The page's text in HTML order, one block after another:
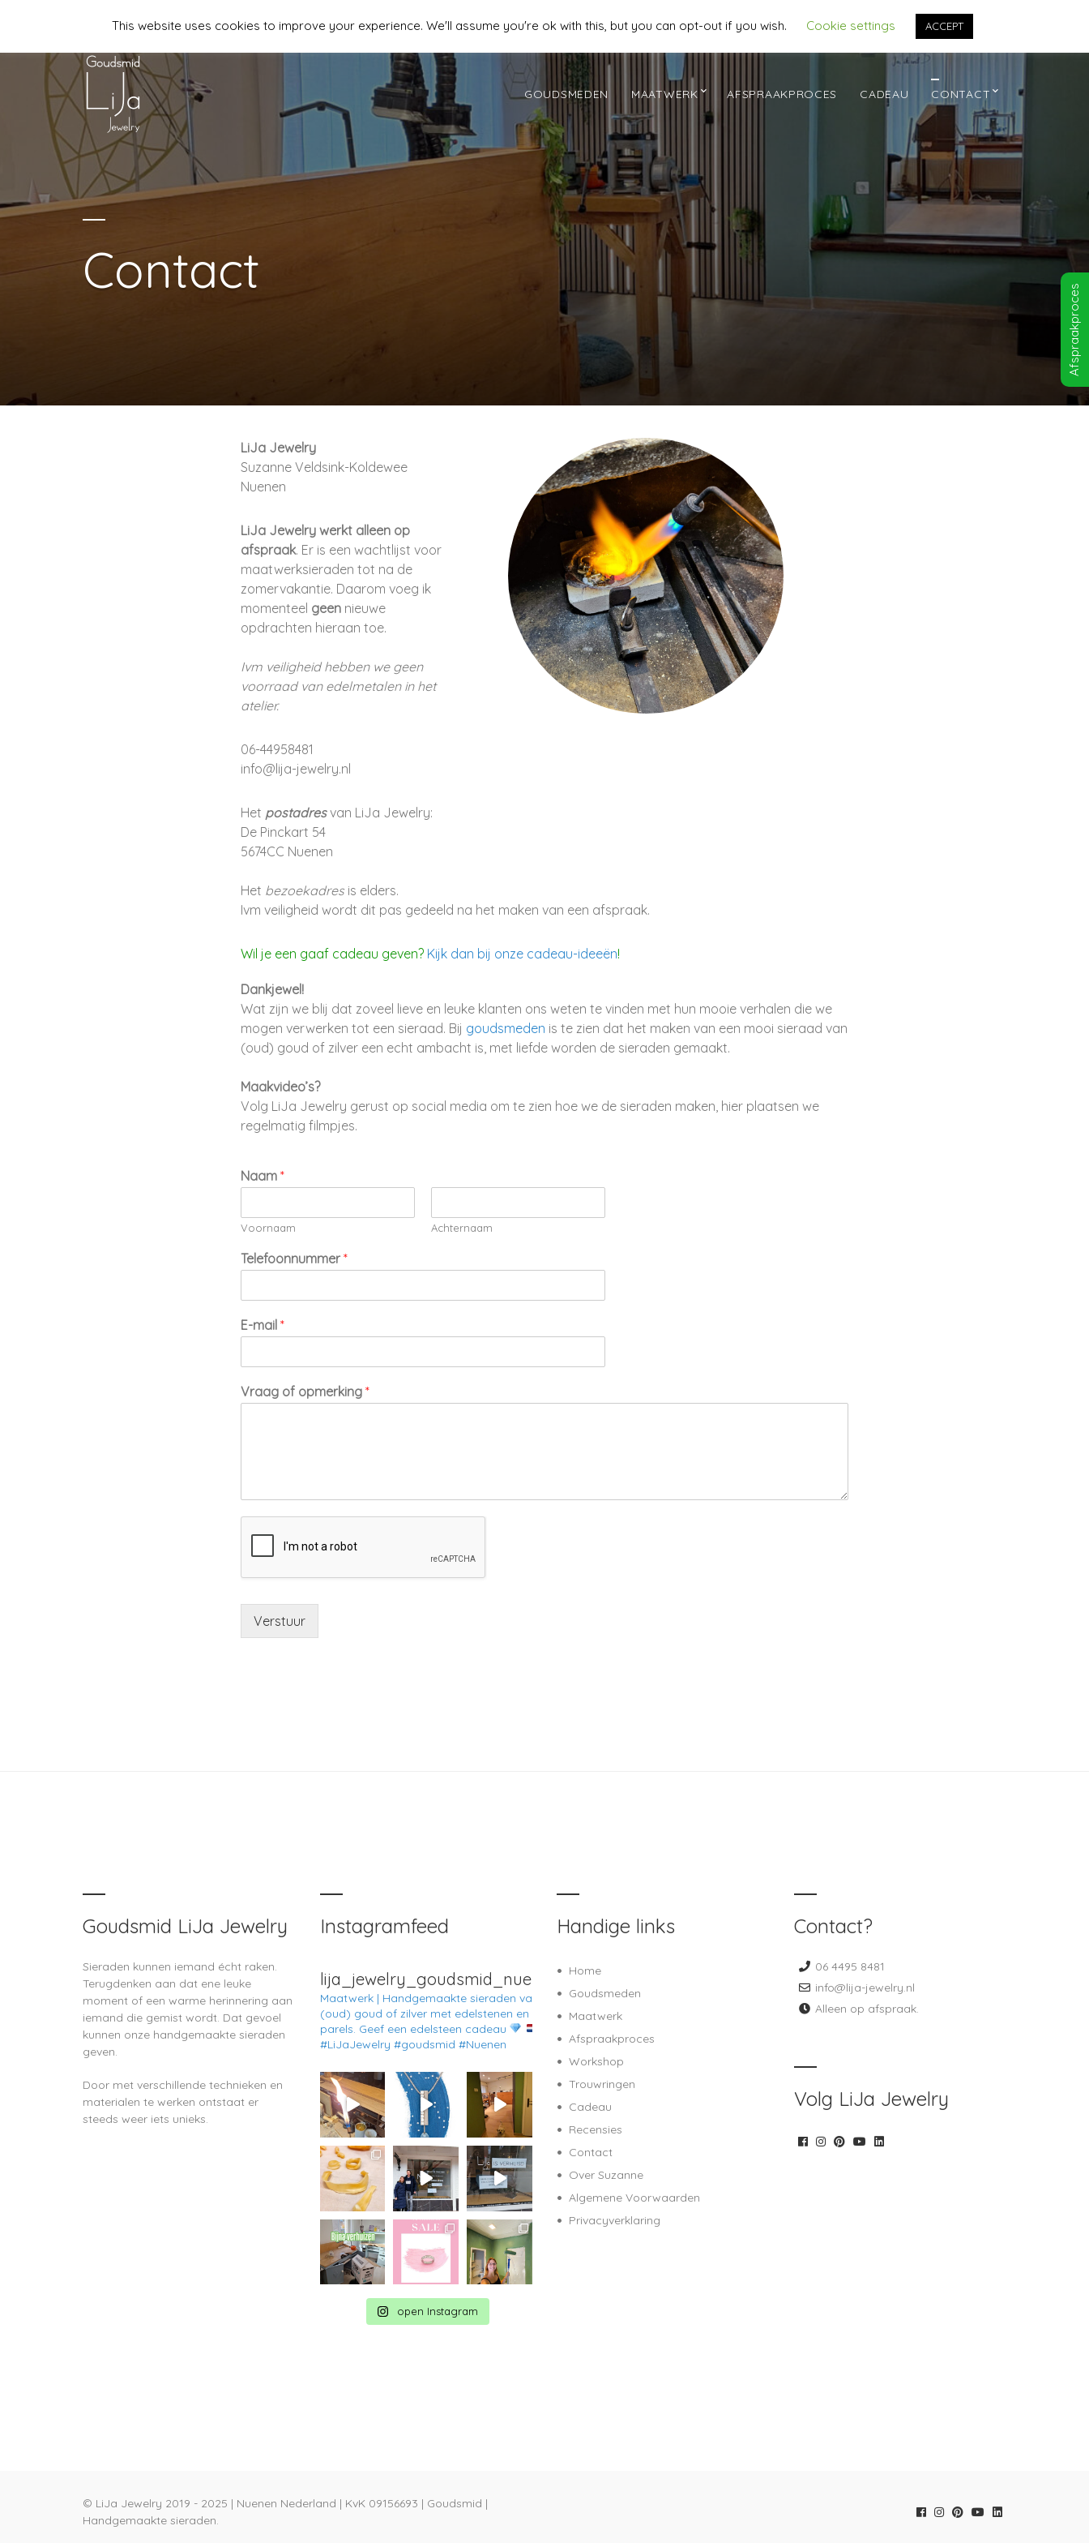
GOUDSMEDEN MAATWERK AFSPRAAKPROCES CADEAU CONTACT
Contact
LiJa Jewelry
Suzanne Veldsink-Koldewee
Nuenen
LiJa Jewelry werkt alleen op
afspraak. Er is een wachtlijst voor
maatwerksieraden tot na de
zomervakantie. Daarom voeg ik
momenteel geen nieuwe
opdrachten hieraan toe.
Ivm veiligheid hebben we geen
voorraad van edelmetalen in het
atelier.
06-44958481
info@lija-jewelry.nl
Het postadresvan LiJa Jewelry:
De Pinckart 54
5674CC Nuenen
Het bezoekadres is elders.
Ivm veiligheid wordt dit pas gedeeld na het maken van een afspraak.
Wil je een gaaf cadeau geven? Kijk dan bij onze cadeau-ideeën!
Dankjewel!
Wat zijn we blij dat zoveel lieve en leuke klanten ons weten te vinden met hun mooie verhalen die we
mogen verwerken tot een sieraad. Bij goudsmeden is te zien dat het maken van een mooi sieraad van
(oud) goud of zilver een echt ambacht is, met liefde worden de sieraden gemaakt.
Maakvideo’s?
Volg LiJa Jewelry gerust op social media om te zien hoe we de sieraden maken, hier plaatsen we
regelmatig filmpjes.
Naam *
Voornaam Achternaam
Telefoonnummer*
E-mail *
Vraag of opmerking *
Verstuur
Goudsmid LiJa Jewelry
Sieraden kunnen iemand écht raken.
Terugdenken aan dat ene leuke
moment of een warme herinnering aan
iemand die gemist wordt. Dat gevoel
kunnen onze handgemaakte sieraden
geven.
Door met verschillende technieken en
materialen te werken ontstaat er
steeds weer iets unieks.
Instagramfeed
lija_jewelry_goudsmid_nuenen
Maatwerk | Handgemaakte sieraden van
(oud) goud of zilver met edelstenen en
parels. Geef een edelsteen cadeau
#LiJaJewelry #goudsmid #Nuenen
open Instagram
Handige links
Home
Goudsmeden
Maatwerk
Afspraakproces
Workshop
Trouwringen
Cadeau
Recensies
Contact
Over Suzanne
Algemene Voorwaarden
Privacyverklaring
Contact?
06 4495 8481
info@lija-jewelry.nl
Alleen op afspraak.
Volg LiJa Jewelry
© LiJa Jewelry 2019 - 2025 | Nuenen Nederland | KvK 09156693 | Goudsmid |
Handgemaakte sieraden.
This website uses cookies to improve your experience. We'll assume you're ok with this, but you can opt-out if you wish. Cookie settings ACCEPT
Afspraakproces